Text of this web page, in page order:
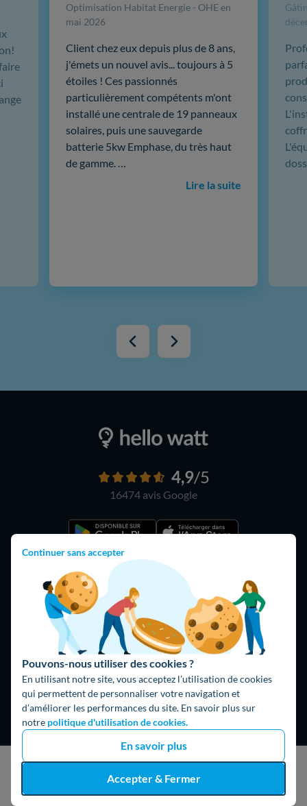
Continuer sans accepter
Pouvons-nous utiliser des cookies ?
En utilisant notre site, vous acceptez l’utilisation de cookies
qui permettent de personnaliser votre navigation et
d’améliorer les performances du site. En savoir plus sur
notre politique d'utilisation de cookies.
En savoir plus
Accepter & Fermer
J'obtiens un devis gratuit
Optimisation Habitat Energie - OHE en
mai 2026
Client chez eux depuis plus de 8 ans,
j'émets un nouvel avis... toujours à 5
étoiles ! Ces passionnés
particulièrement compétents m'ont
installé une centrale de 19 panneaux
solaires, puis une sauvegarde
batterie 5kw Emphase, du très haut
de gamme. …
Lire la suite
4,9/5
16474 avis Google
Hello What ?
Blog
L'équipe de rédaction
Hello Watt Espagne
Hello Team